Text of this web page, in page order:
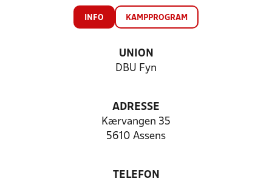
INFO KAMPPROGRAM
UNION
DBU Fyn
ADRESSE
Kærvangen 35
5610 Assens
TELEFON